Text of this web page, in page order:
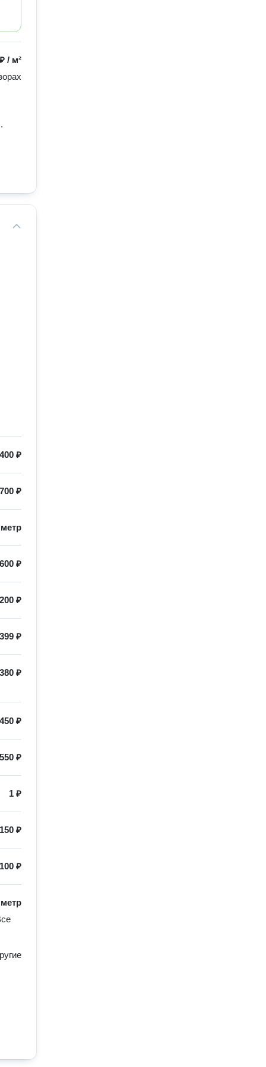
/ м²
400 ₽
700 ₽
метр
600 ₽
200 ₽
399 ₽
380 ₽
450 ₽
550 ₽
1 ₽
150 ₽
100 ₽
метр